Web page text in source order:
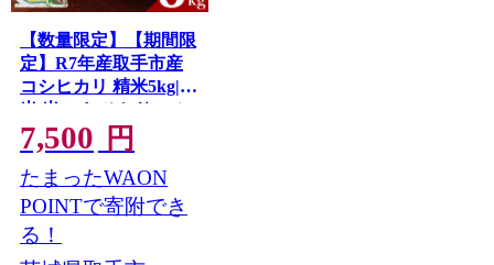
【数量限定】【期間限
定】R7年産取手市産
コシヒカリ 精米5kg|お
米 米 こしひかり コシ
ヒカリ 白米 茨城県 取
手市（BS001）
7,500 円
たまったWAON
POINTで寄附でき
る！